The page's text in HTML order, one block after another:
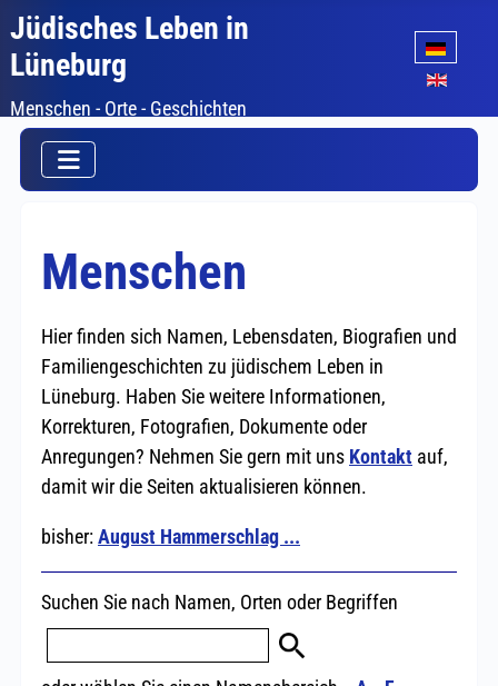
Jüdisches Leben in
Lüneburg
Menschen - Orte - Geschichten
Sprache